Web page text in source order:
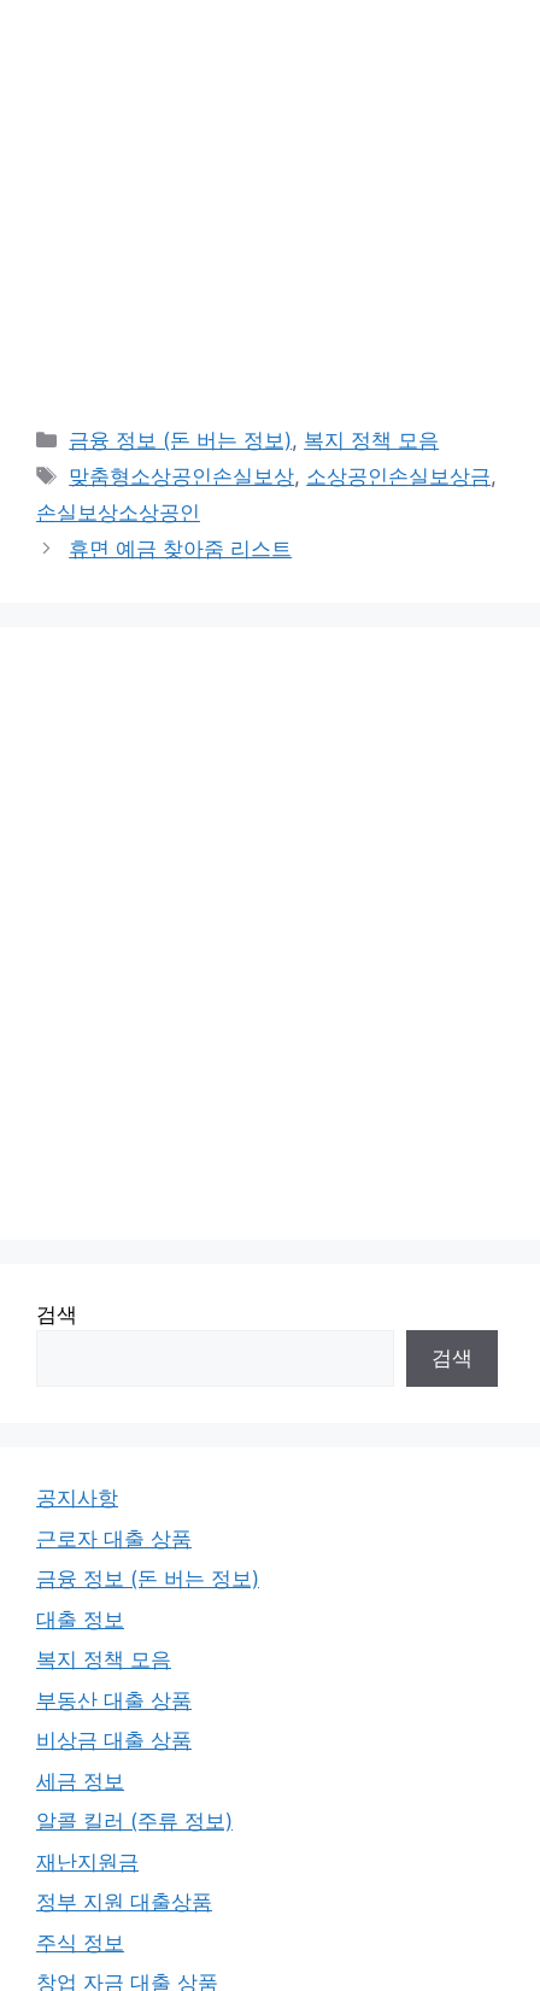
Categories
금융 정보 (돈 버는 정보), 복지 정책 모음
Tags
맞춤형소상공인손실보상, 소상공인손실보상금,
손실보상소상공인
휴면 예금 찾아줌 리스트
검색
검색
공지사항
근로자 대출 상품
금융 정보 (돈 버는 정보)
대출 정보
복지 정책 모음
부동산 대출 상품
비상금 대출 상품
세금 정보
알콜 킬러 (주류 정보)
재난지원금
정부 지원 대출상품
주식 정보
창업 자금 대출 상품